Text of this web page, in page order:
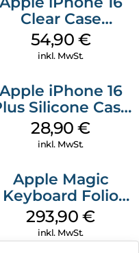
Clear Case
MagSafe
Transparent
54,90 €
inkl. MwSt.
Apple iPhone 16
Silicone Case
MagSafe Black
28,90€
inkl. MwSt.
Apple Magic
Keyboard Folio
10.9″ (10.Gen.)
Weiß
293,90€
inkl. MwSt.